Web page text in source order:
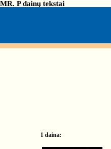
MR. P dainų tekstai
1 daina: